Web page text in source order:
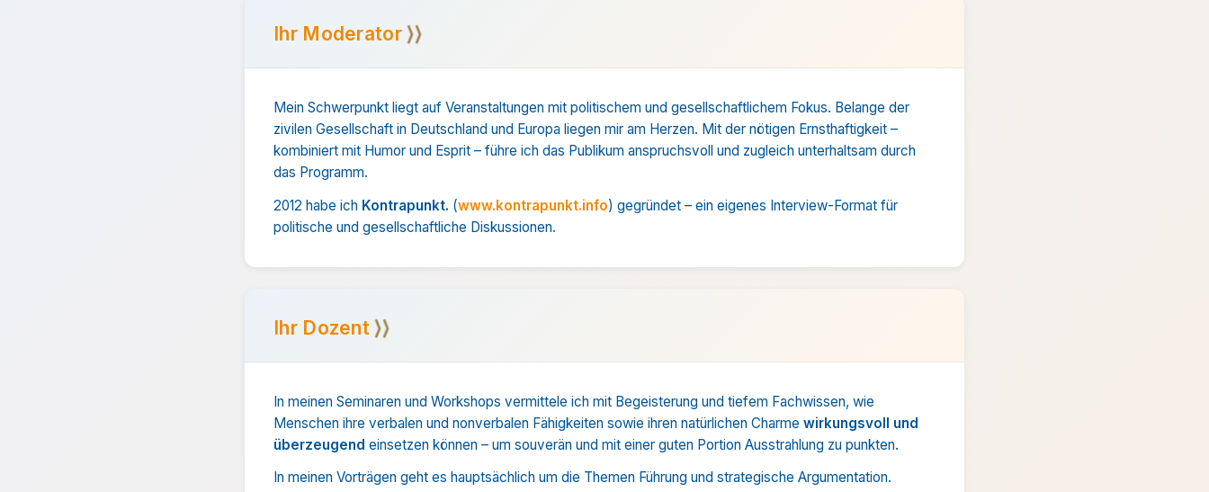
Ihr Moderator⟩⟩
Mein Schwerpunkt liegt auf Veranstaltungen mit politischem und gesellschaft­lichem Fokus. Belange der
zivilen Gesellschaft in Deutschland und Europa liegen mir am Herzen. Mit der nötigen Ernsthaftigkeit –
kombiniert mit Humor und Esprit – führe ich das Publikum anspruchsvoll und zugleich unterhaltsam durch
das Programm.
2012 habe ich Kontrapunkt. (www.kontrapunkt.info) gegründet – ein eigenes Interview-Format für
politische und gesellschaftliche Diskussionen.
Ihr Dozent⟩⟩
In meinen Seminaren und Workshops vermittele ich mit Begeisterung und tiefem Fachwissen, wie
Menschen ihre verbalen und nonverbalen Fähigkeiten sowie ihren natürlichen Charme wirkungsvoll und
überzeugend einsetzen können – um souverän und mit einer guten Portion Ausstrahlung zu punkten.
In meinen Vorträgen geht es hauptsächlich um die Themen Führung und strategische Argumentation.